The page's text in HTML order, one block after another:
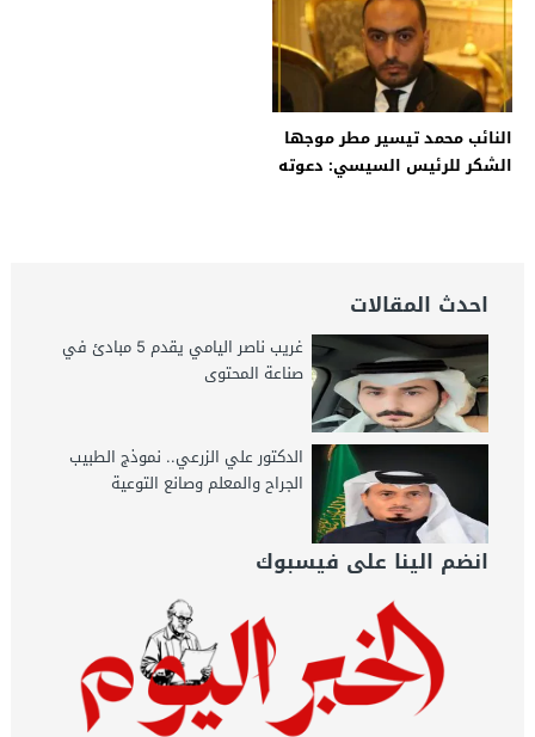
النائب محمد تيسير مطر موجها
الشكر للرئيس السيسي: دعوته
احدث المقالات
غريب ناصر اليامي يقدم 5 مبادئ في
صناعة المحتوى
الدكتور علي الزرعي.. نموذج الطبيب
الجراح والمعلم وصانع التوعية
انضم الينا على فيسبوك